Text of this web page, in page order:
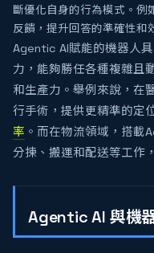
斷優化自身的行為模式。例
反饋，提升回答的準確性和
Agentic AI賦能的機器人
力，能夠勝任各種複雜且
和生產力。舉例來說，在
行手術，提供更精準的定
率 。而在物流領域，搭載
分揀、搬運和配送等工作，
Agentic AI 與機